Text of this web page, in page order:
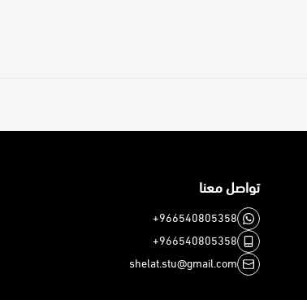
تواصل معنا
+966540805358
+966540805358
shelat.stu@gmail.com